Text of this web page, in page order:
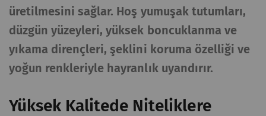
üretilmesini sağlar. Hoş yumuşak tutumları,
düzgün yüzeyleri, yüksek boncuklanma ve
yıkama dirençleri, şeklini koruma özelliği ve
yoğun renkleriyle hayranlık uyandırır.
Yüksek Kalitede Niteliklere